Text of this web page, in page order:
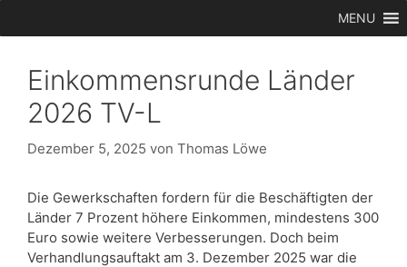
MENU
Einkommensrunde Länder
2026 TV-L
Dezember 5, 2025 von Thomas Löwe
Die Gewerkschaften fordern für die Beschäftigten der
Länder 7 Prozent höhere Einkommen, mindestens 300
Euro sowie weitere Verbesserungen. Doch beim
Verhandlungsauftakt am 3. Dezember 2025 war die